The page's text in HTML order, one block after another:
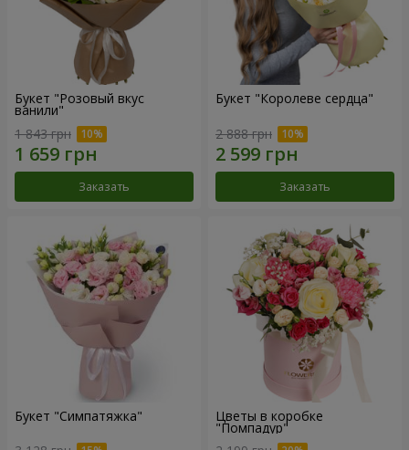
Букет "Розовый вкус
ванили"
1 843 грн
Заказать
Букет "Королеве сердца"
2 888 грн
Заказать
Букет "Симпатяжка" Цветы в коробке
"Помпадур"